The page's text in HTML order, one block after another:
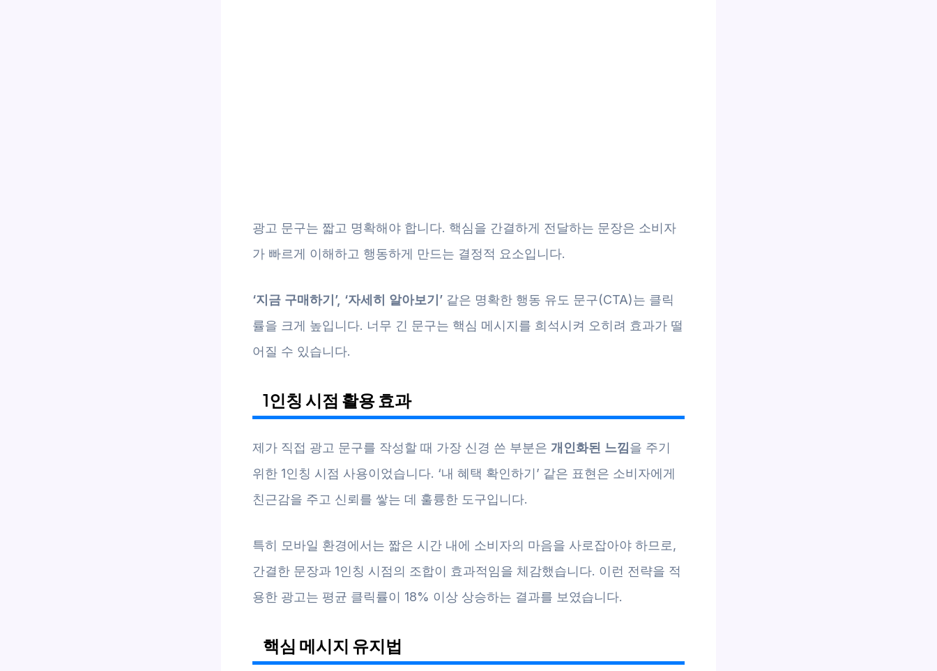
광고 문구는 짧고 명확해야 합니다. 핵심을 간결하게 전달하는 문장은 소비자
가 빠르게 이해하고 행동하게 만드는 결정적 요소입니다.
‘지금 구매하기’, ‘자세히 알아보기’ 같은 명확한 행동 유도 문구(CTA)는 클릭
률을 크게 높입니다. 너무 긴 문구는 핵심 메시지를 희석시켜 오히려 효과가 떨
어질 수 있습니다.
1인칭 시점 활용 효과
제가 직접 광고 문구를 작성할 때 가장 신경 쓴 부분은 개인화된 느낌 을 주기
위한 1인칭 시점 사용이었습니다. ‘내 혜택 확인하기’ 같은 표현은 소비자에게
친근감을 주고 신뢰를 쌓는 데 훌륭한 도구입니다.
특히 모바일 환경에서는 짧은 시간 내에 소비자의 마음을 사로잡아야 하므로,
간결한 문장과 1인칭 시점의 조합이 효과적임을 체감했습니다. 이런 전략을 적
용한 광고는 평균 클릭률이 18% 이상 상승하는 결과를 보였습니다.
핵심 메시지 유지법